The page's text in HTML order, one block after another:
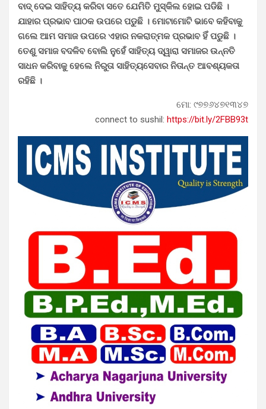
ବାଦ୍ ଦେଇ ସାହିତ୍ୟ କରିବା ସତେ ଯେମିତି ମୁସ୍କିଲ ହୋଇ ପଡିଛି ।
ଯାହାର ପ୍ରଭାବ ପାଠକ ଉପରେ ପଡୁଛି । ମୋଟାମୋଟି ଭାବେ କହିବାକୁ
ଗଲେ ଆମ ସମାଜ ଉପରେ ଏହାର ନକରାତ୍ମକ ପ୍ରଭାବ ହିଁ ପଡୁଛି ।
ତେଣୁ ସମାଜ ବଦଳିବ ବୋଲି ନୁହେଁ ସାହିତ୍ୟ ଦ୍ୱାରା ସମାଜର ଉନ୍ନତି
ସାଧନ କରିବାକୁ ହେଲେ ନିରୁତା ସାହିତ୍ୟସେବାର ନିତାନ୍ତ ଆବଶ୍ୟକତା
ରହିଛି ।
ମୋ: ୯୭୭୬୪୭୧୩୪୭
connect to sushil: https://bit.ly/2FBB93t